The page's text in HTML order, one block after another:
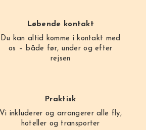
Løbende kontakt
Du kan altid komme i kontakt med
os – både før, under og efter
rejsen
Praktisk
Vi inkluderer og arrangerer alle fly,
hoteller og transporter